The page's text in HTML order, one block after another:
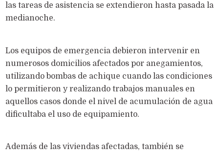
las tareas de asistencia se extendieron hasta pasada la
medianoche.
Los equipos de emergencia debieron intervenir en
numerosos domicilios afectados por anegamientos,
utilizando bombas de achique cuando las condiciones
lo permitieron y realizando trabajos manuales en
aquellos casos donde el nivel de acumulación de agua
dificultaba el uso de equipamiento.
Además de las viviendas afectadas, también se